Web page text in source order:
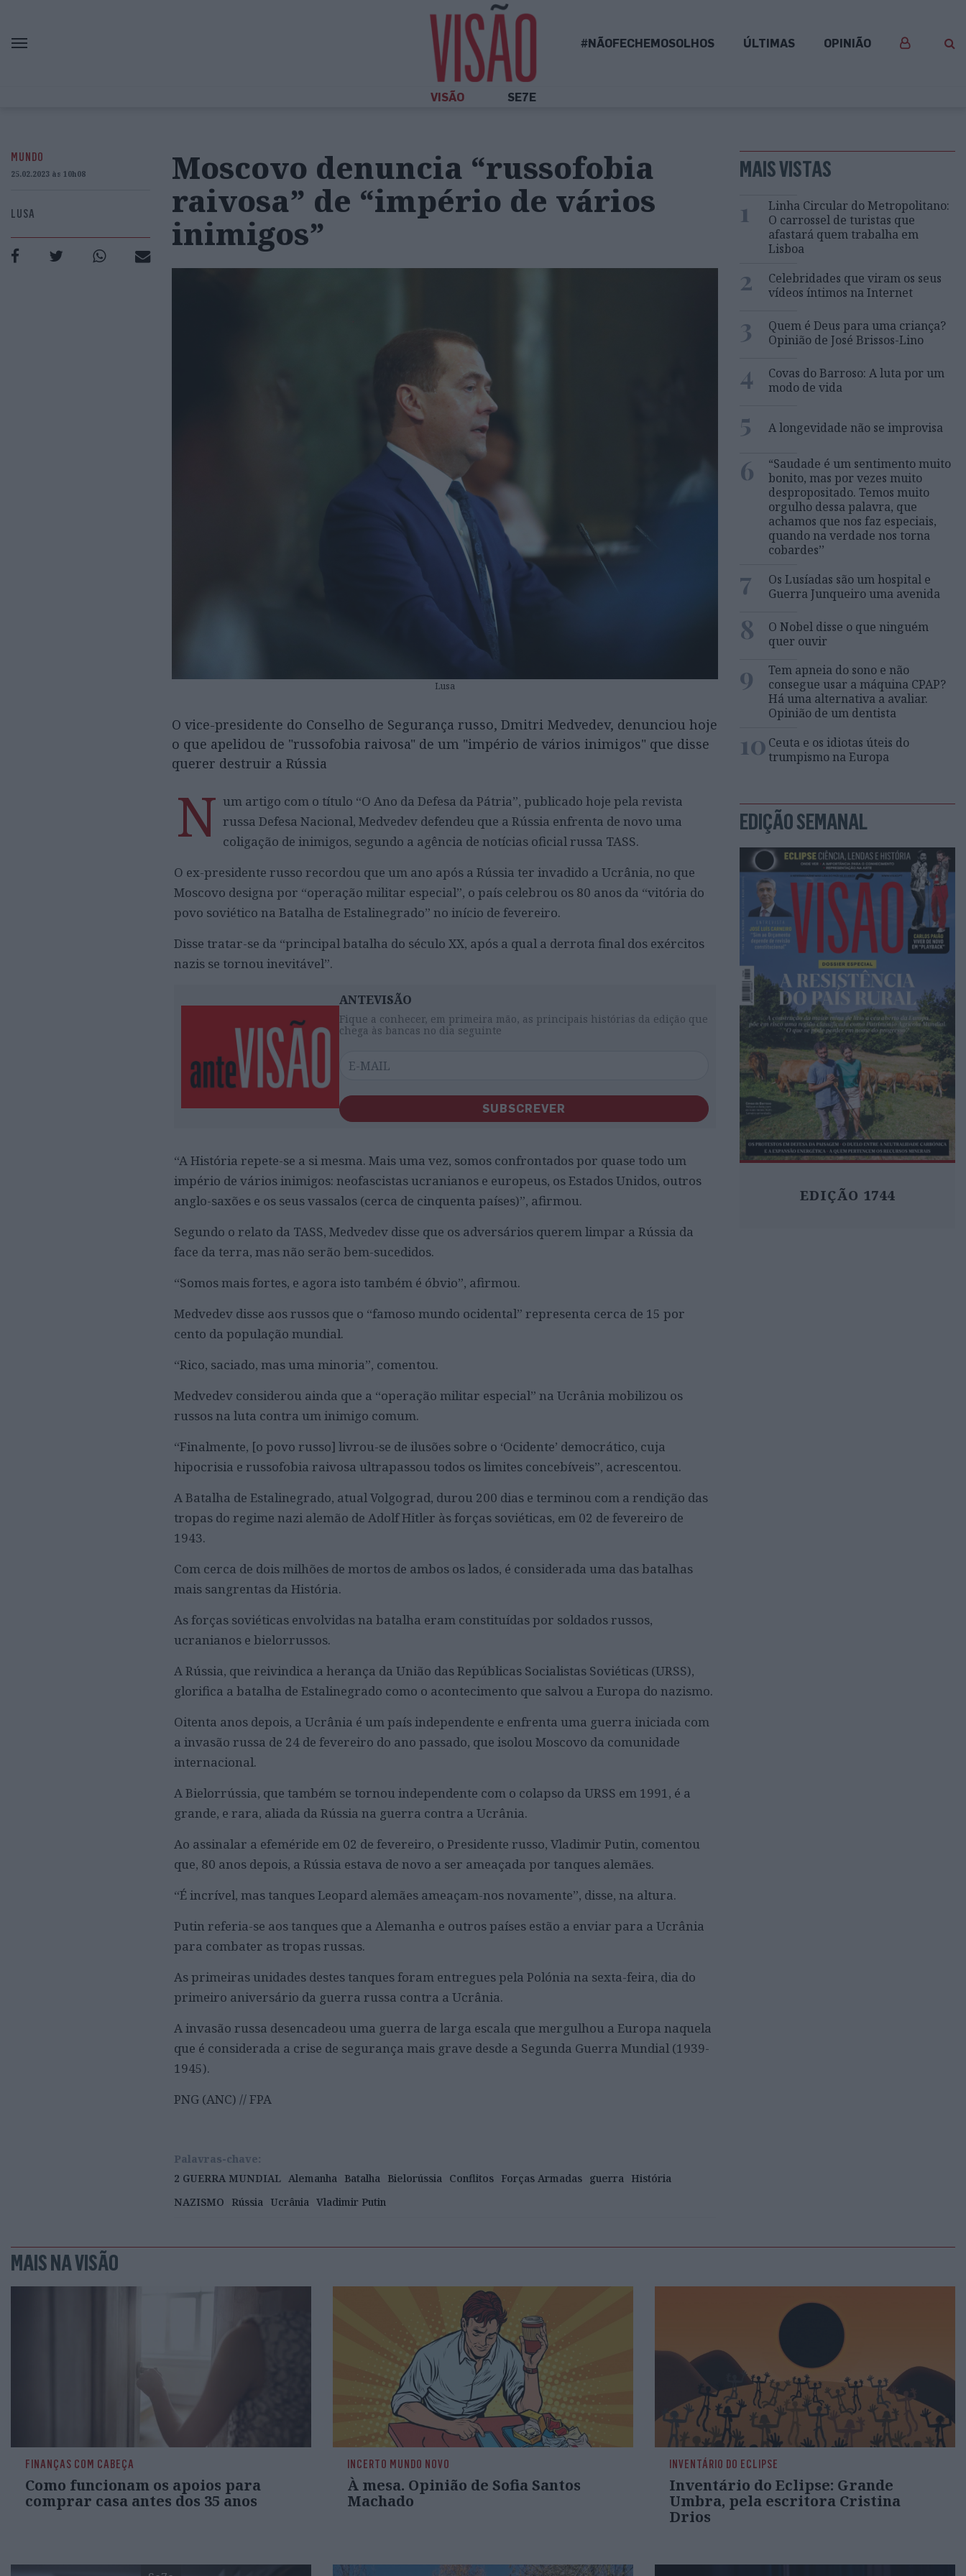
#NÃOFECHEMOSOLHOS ÚLTIMAS OPINIÃO
VISÃO SE7E
MUNDO
25.02.2023 às 10h08
LUSA
Moscovo denuncia “russofobia
raivosa” de “império de vários
inimigos”
Lusa
O vice-presidente do Conselho de Segurança russo, Dmitri Medvedev, denunciou hoje
o que apelidou de "russofobia raivosa" de um "império de vários inimigos" que disse
querer destruir a Rússia
N um artigo com o título “O Ano da Defesa da Pátria”, publicado hoje pela revista
russa Defesa Nacional, Medvedev defendeu que a Rússia enfrenta de novo uma
coligação de inimigos, segundo a agência de notícias oficial russa TASS.
O ex-presidente russo recordou que um ano após a Rússia ter invadido a Ucrânia, no que
Moscovo designa por “operação militar especial”, o país celebrou os 80 anos da “vitória do
povo soviético na Batalha de Estalinegrado” no início de fevereiro.
Disse tratar-se da “principal batalha do século XX, após a qual a derrota final dos exércitos
nazis se tornou inevitável”.
ANTEVISÃO
Fique a conhecer, em primeira mão, as principais histórias da edição que
chega às bancas no dia seguinte
SUBSCREVER
“A História repete-se a si mesma. Mais uma vez, somos confrontados por quase todo um
império de vários inimigos: neofascistas ucranianos e europeus, os Estados Unidos, outros
anglo-saxões e os seus vassalos (cerca de cinquenta países)”, afirmou.
Segundo o relato da TASS, Medvedev disse que os adversários querem limpar a Rússia da
face da terra, mas não serão bem-sucedidos.
“Somos mais fortes, e agora isto também é óbvio”, afirmou.
Medvedev disse aos russos que o “famoso mundo ocidental” representa cerca de 15 por
cento da população mundial.
“Rico, saciado, mas uma minoria”, comentou.
Medvedev considerou ainda que a “operação militar especial” na Ucrânia mobilizou os
russos na luta contra um inimigo comum.
“Finalmente, [o povo russo] livrou-se de ilusões sobre o ‘Ocidente’ democrático, cuja
hipocrisia e russofobia raivosa ultrapassou todos os limites concebíveis”, acrescentou.
A Batalha de Estalinegrado, atual Volgograd, durou 200 dias e terminou com a rendição das
tropas do regime nazi alemão de Adolf Hitler às forças soviéticas, em 02 de fevereiro de
1943.
Com cerca de dois milhões de mortos de ambos os lados, é considerada uma das batalhas
mais sangrentas da História.
As forças soviéticas envolvidas na batalha eram constituídas por soldados russos,
ucranianos e bielorrussos.
A Rússia, que reivindica a herança da União das Repúblicas Socialistas Soviéticas (URSS),
glorifica a batalha de Estalinegrado como o acontecimento que salvou a Europa do nazismo.
Oitenta anos depois, a Ucrânia é um país independente e enfrenta uma guerra iniciada com
a invasão russa de 24 de fevereiro do ano passado, que isolou Moscovo da comunidade
internacional.
A Bielorrússia, que também se tornou independente com o colapso da URSS em 1991, é a
grande, e rara, aliada da Rússia na guerra contra a Ucrânia.
Ao assinalar a efeméride em 02 de fevereiro, o Presidente russo, Vladimir Putin, comentou
que, 80 anos depois, a Rússia estava de novo a ser ameaçada por tanques alemães.
“É incrível, mas tanques Leopard alemães ameaçam-nos novamente”, disse, na altura.
Putin referia-se aos tanques que a Alemanha e outros países estão a enviar para a Ucrânia
para combater as tropas russas.
As primeiras unidades destes tanques foram entregues pela Polónia na sexta-feira, dia do
primeiro aniversário da guerra russa contra a Ucrânia.
A invasão russa desencadeou uma guerra de larga escala que mergulhou a Europa naquela
que é considerada a crise de segurança mais grave desde a Segunda Guerra Mundial (1939-
1945).
PNG (ANC) // FPA
Palavras-chave:
2 GUERRA MUNDIAL Alemanha Batalha Bielorússia Conflitos Forças Armadas guerra
História
NAZISMO
Rússia Ucrânia Vladimir Putin
MAIS VISTAS
1
Linha Circular do Metropolitano:
O carrossel de turistas que
afastará quem trabalha em
Lisboa
2
Celebridades que viram os seus
vídeos íntimos na Internet
3
Quem é Deus para uma criança?
Opinião de José Brissos-Lino
4
Covas do Barroso: A luta por um
modo de vida
5 A longevidade não se improvisa
6
“Saudade é um sentimento muito
bonito, mas por vezes muito
despropositado. Temos muito
orgulho dessa palavra, que
achamos que nos faz especiais,
quando na verdade nos torna
cobardes’’
7
Os Lusíadas são um hospital e
Guerra Junqueiro uma avenida
8
O Nobel disse o que ninguém
quer ouvir
9
Tem apneia do sono e não
consegue usar a máquina CPAP?
Há uma alternativa a avaliar.
Opinião de um dentista
10 Ceuta e os idiotas úteis do
trumpismo na Europa
EDIÇÃO SEMANAL
EDIÇÃO 1744
MAIS NA VISÃO
FINANÇAS COM CABEÇA
Como funcionam os apoios para
comprar casa antes dos 35 anos
INCERTO MUNDO NOVO
À mesa. Opinião de Sofia Santos
Machado
INVENTÁRIO DO ECLIPSE
Inventário do Eclipse: Grande
Umbra, pela escritora Cristina
Drios